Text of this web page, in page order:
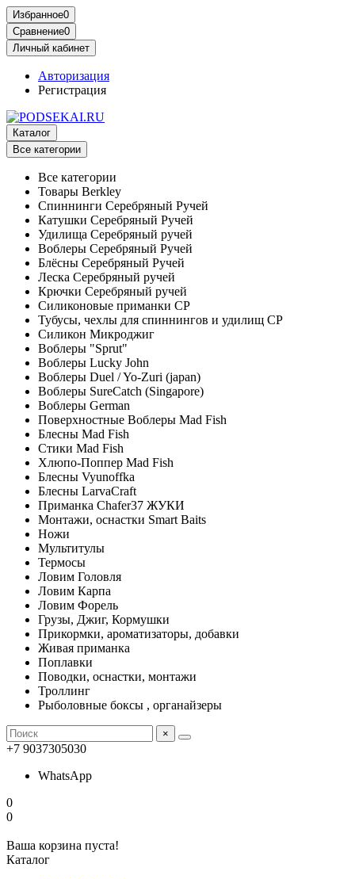
Избранное0
Сравнение0
Личный кабинет
Авторизация
Регистрация
Каталог
Все категории
Все категории
Товары Berkley
Спиннинги Серебряный Ручей
Катушки Серебряный Ручей
Удилища Серебряный ручей
Воблеры Серебряный Ручей
Блёсны Серебряный Ручей
Леска Серебряный ручей
Крючки Серебряный ручей
Силиконовые приманки СР
Тубусы, чехлы для спиннингов и удилищ СР
Силикон Микроджиг
Воблеры "Sprut"
Воблеры Lucky John
Воблеры Duel / Yo-Zuri (japan)
Воблеры SureCatch (Singapore)
Воблеры German
Поверхностные Воблеры Mad Fish
Блесны Mad Fish
Стики Mad Fish
Хлюпо-Поппер Mad Fish
Блесны Vyunoffka
Блесны LarvaCraft
Приманка Chafer37 ЖУКИ
Монтажи, оснастки Smart Baits
Ножи
Мультитулы
Термосы
Ловим Головля
Ловим Карпа
Ловим Форель
Грузы, Джиг, Кормушки
Прикормки, ароматизаторы, добавки
Живая приманка
Поплавки
Поводки, оснастки, монтажи
Троллинг
Рыболовные боксы , органайзеры
×
+7 9037305030
WhatsApp
0
0
Ваша корзина пуста!
Каталог